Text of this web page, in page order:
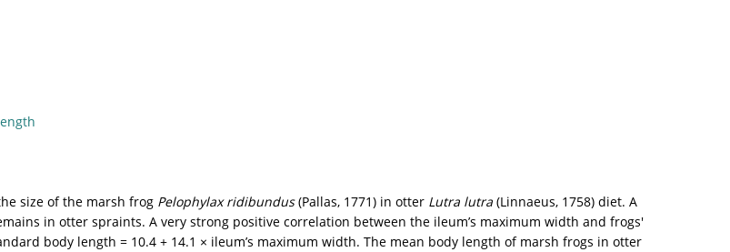
size of the marsh frog Pelophylax ridibundus(Pallas, 1771) in otter Lutra lutra (Linnaeus, 1758) diet. A
in otter spraints. A very strong positive correlation between the ileum’s maximum width and frogs'
body length = 10.4 + 14.1 × ileum’s maximum width. The mean body length of marsh frogs in otter